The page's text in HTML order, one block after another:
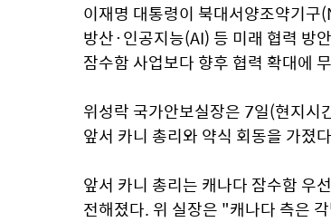
이재명 대통령이 북대서양조약기구
방산·인공지능(AI) 등 미래 협력 방
잠수함 사업보다 향후 협력 확대에
위성락 국가안보실장은 7일(현지시
앞서 카니 총리와 약식 회동을 가졌
앞서 카니 총리는 캐나다 잠수함 우
전해졌다. 위 실장은 "캐나다 측은